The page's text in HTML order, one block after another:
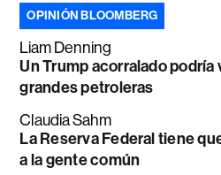
OPINIÓN BLOOMBERG
Liam Denning
Un Trump acorralado
grandes petroleras
Claudia Sahm
La Reserva Federal tiene
a la gente común